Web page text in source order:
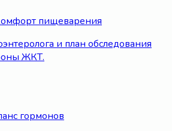
пищеварения
и план обследования
ЖКТ.
гормонов